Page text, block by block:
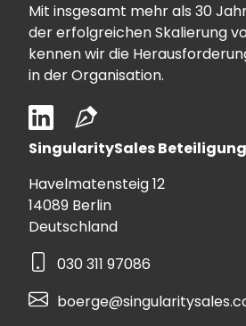
Mit insgesamt mehr als 30
der erfolgreichen Skalierung
kennen wir die
in der Organisation.
SingularitySales
Havelmatensteig 12
14089 Berlin
Deutschland
030 311 97086